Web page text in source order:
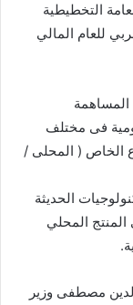
التخطيطية
للعام المالي
فى مختلف
الخاص ( المحلى /
الحديثة
المنتج المحلي
مصطفى وزير